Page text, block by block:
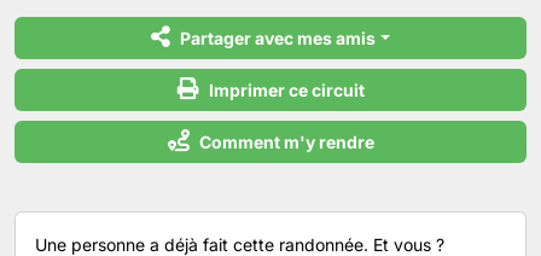
Partager avec mes amis
Imprimer ce circuit
Comment m'y rendre
Une personne a déjà fait cette randonnée. Et vous ?